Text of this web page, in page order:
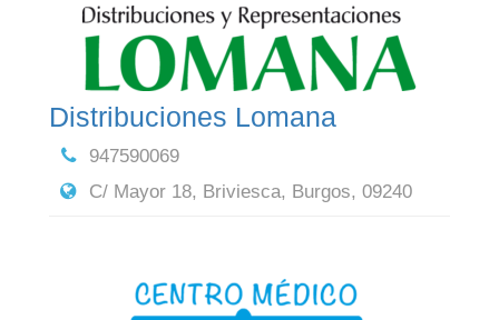
Distribuciones Lomana
947590069
C/ Mayor 18, Briviesca, Burgos, 09240